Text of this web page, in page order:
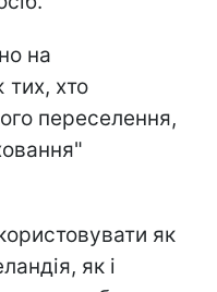
на
тих, хто
переселення,
як
як і